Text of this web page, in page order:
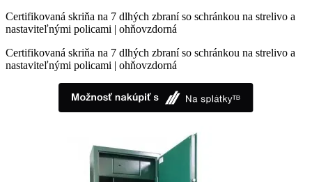
through
3366,10 €
Certifikovaná skriňa na 7 dlhých zbraní so schránkou na strelivo a
nastaviteľnými policami | ohňovzdorná
Certifikovaná skriňa na 7 dlhých zbraní so schránkou na strelivo a
nastaviteľnými policami | ohňovzdorná